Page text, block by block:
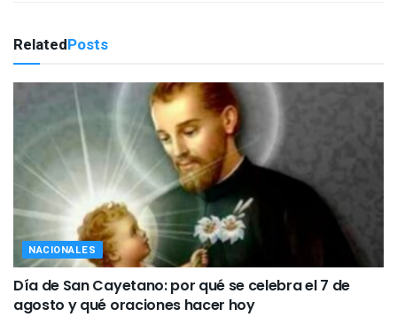
RelatedPosts
NACIONALES
Día de San Cayetano: por qué se celebra el 7 de
agosto y qué oraciones hacer hoy